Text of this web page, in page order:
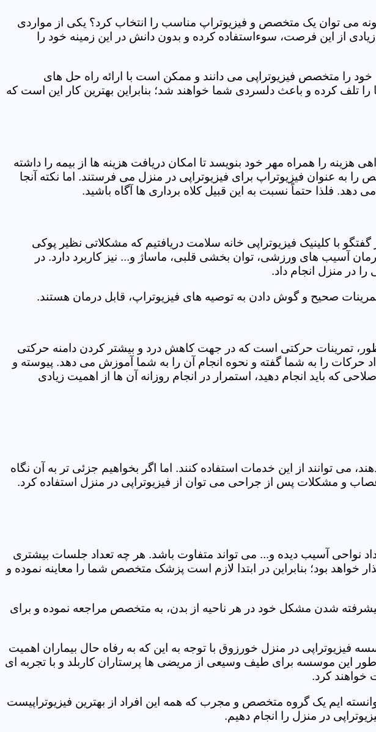
می توان یک متخصص و فیزیوتراپ مناسب را انتخاب کرد؟ یکی از مواردی
از این فرصت، سوءاستفاده کرده و بدون دانش در این زمینه خود را
خود را متخصص فیزیوتراپی می دانند و ممکن است با ارائه راه حل های
تلف کرده و باعث دلسردی شما خواهند شد؛ بنابراین بهترین کار این است که
هزینه را همراه مهر خود بنویسد تا امکان دریافت هزینه ها از بیمه را داشته
عنوان فیزیوتراپ برای فیزیوتراپی در منزل می فرستند. اما نکته آنجا
دهد. فلذا حتماً نسبت به این قبیل کلاه برداری ها آگاه باشید.
با کلینیک فیزیوتراپی خانه سلامت دریافتیم که مشکلاتی نظیر پوکی
آسیب های ورزشی، توان بخشی قلبی، ماساژ و... نیز کاربرد دارد. در
در منزل انجام داد.
صحیح و گوش دادن به توصیه های فیزیوتراپ، قابل درمان هستند.
تمرینات حرکتی است که در جهت کاهش درد و بیشتر کردن دامنه حرکتی
حرکات را به شما گفته و نحوه انجام آن را به شما آموزش می دهد. پیوسته و
که باید انجام دهید، استمرار در انجام روزانه آن ها از اهمیت زیادی
می توانند از این خدمات استفاده کنند. اما اگر بخواهیم جزئی تر به آن نگاه
و مشکلات پس از جراحی می توان از فیزیوتراپی در منزل استفاده کرد.
نواحی آسیب دیده و... می تواند متفاوت باشد. هر چه تعداد جلسات بیشتری
خواهد بود؛ بنابراین در ابتدا لازم است پزشک متخصص شما را معاینه نموده و
پیشرفته شدن مشکل خود در هر ناحیه از بدن، به متخصص مراجعه نموده و برای
در منزل خورزوق با توجه به این که به رفاه حال بیماران اهمیت
این موسسه برای طیف وسیعی از مریضی ها پرستاران کاربلد و با تجربه ای
خواهند کرد.
ایم یک گروه متخصص و مجرب که همه این افراد از بهترین فیزیوتراپیست
در منزل را انجام دهیم.